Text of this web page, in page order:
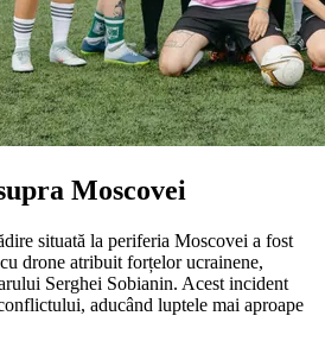
Moscovei
situată la periferia Moscovei a fost
drone atribuit forțelor ucrainene,
Serghei Sobianin. Acest incident
aducând luptele mai aproape